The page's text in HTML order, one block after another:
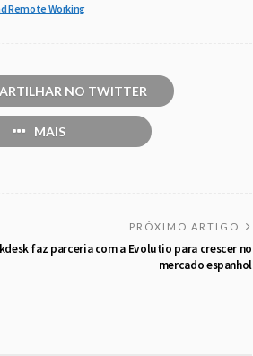
Remote Working
NO TWITTER
MAIS
PRÓXIMO ARTIGO
faz parceria com a Evolutio para crescer no
mercado espanhol